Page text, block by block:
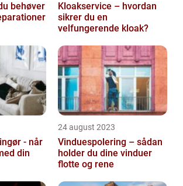
behøver
Kloakservice – hvordan
sikrer du en
velfungerende kloak?
- når
din
24 august 2023
Vinduespolering – sådan
holder du dine vinduer
flotte og rene